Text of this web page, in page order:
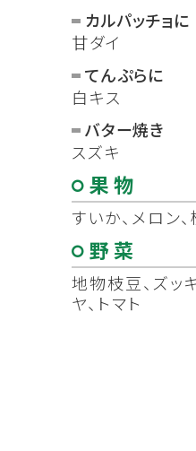
カルパッチョに
甘ダイ
てんぷらに
白キス
バター焼き
スズキ
果物
すいか、メロン
野菜
地物枝豆、ズッ
ヤ、トマト